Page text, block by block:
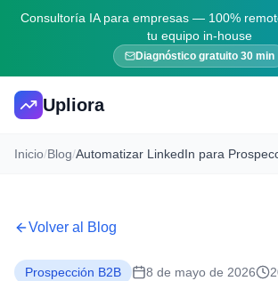
Consultoría IA para empresas — 100%
tu equipo in-house
Diagnóstico gratuito 30 min
Upliora
Inicio/Blog/
Volver al Blog
Prospección B2B 8 de mayo de 2026